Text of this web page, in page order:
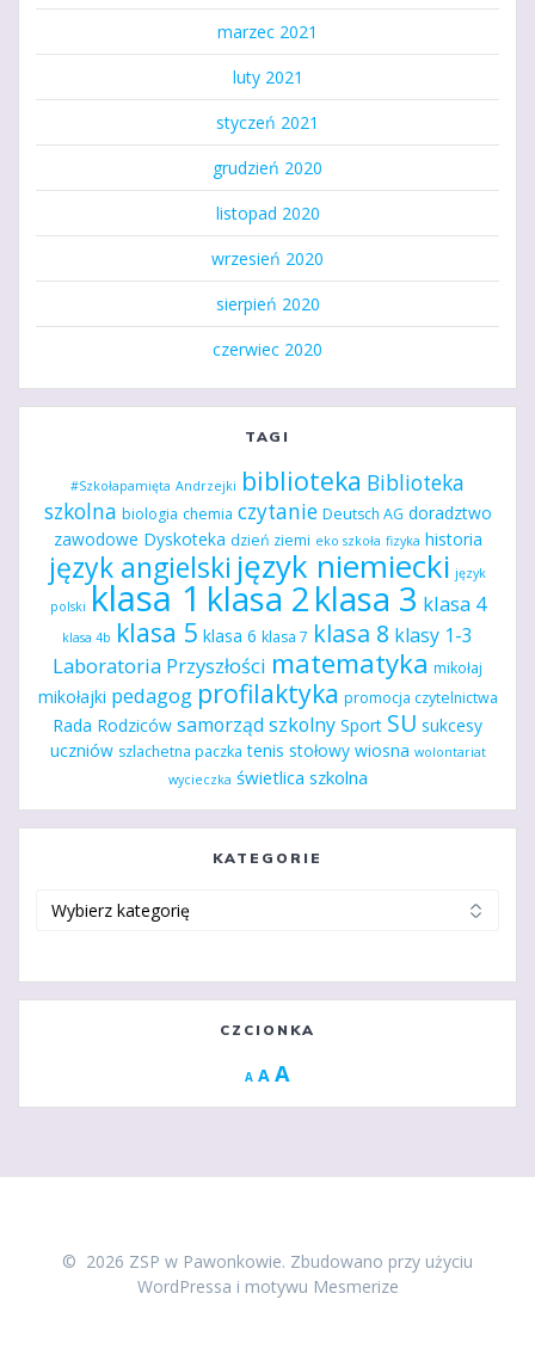
marzec 2021
luty 2021
styczeń 2021
grudzień 2020
listopad 2020
wrzesień 2020
sierpień 2020
czerwiec 2020
TAGI
#Szkołapamięta Andrzejki biblioteka Biblioteka
szkolna biologia chemia czytanie Deutsch AG doradztwo
zawodowe Dyskoteka dzień ziemi eko szkoła fizyka historia
język angielski język niemiecki język
polski klasa 1 klasa 2klasa 3 klasa 4
klasa 4b klasa 5 klasa 6 klasa 7 klasa 8 klasy 1-3
Laboratoria Przyszłości matematyka mikołaj
mikołajki pedagog profilaktyka promocja czytelnictwa
Rada Rodziców samorząd szkolny Sport SU sukcesy
uczniów szlachetna paczka tenis stołowy wiosna wolontariat
wycieczka świetlica szkolna
KATEGORIE
CZCIONKA
A Decrease
A Reset
A
© 2026 ZSP w Pawonkowie. Zbudowano przy użyciu
WordPressa i motywu Mesmerize